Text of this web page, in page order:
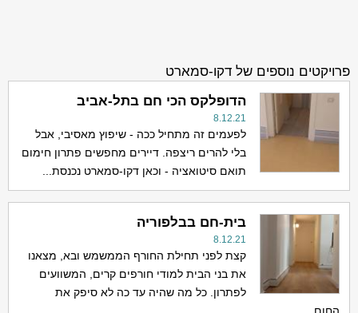
פרויקטים נוספים של דקו-סמארט
הדופלקס הכי חם בתל-אביב
8.12.21
לפעמים זה מתחיל ככה - שיפוץ מאסיבי, אבל
בלי להרים ריצפה. דיירים מחפשים פתרון חימום
תואם סיטואציה - וכאן דקו-סמארט נכנסת...
בית-חם בבלפוריה
8.12.21
קצת לפני תחילת החורף הממשמש ובא, מצאנו
את בני הבית למודי חורפים קרים, המשוועים
לפתרון. כל מה שהיה עד כה לא סיפק את